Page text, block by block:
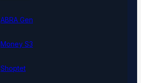
ABRA Gen
Money S3
Shoptet